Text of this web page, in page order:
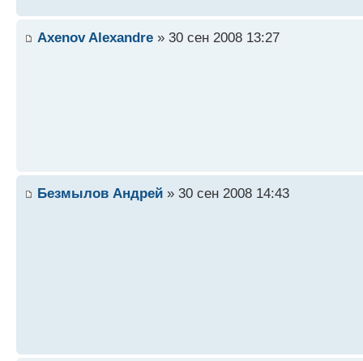
Axenov Alexandre » 30 сен 2008 13:27
Безмылов Андрей » 30 сен 2008 14:43